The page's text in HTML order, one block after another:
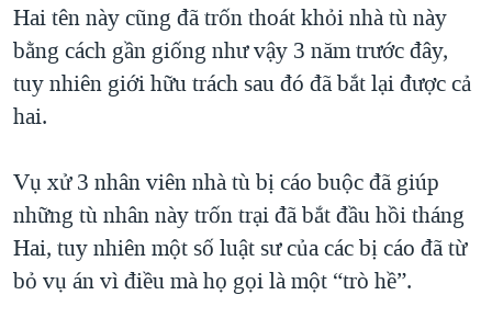
CÁC GIÁ TRỊ CỘNG HÒA Ở VIỆT NAM
THƯỢNG ĐỈNH TRUMP-KIM TẠI VIỆT NAM
TRỊNH VĨNH BÌNH VS. CHÍNH PHỦ VIỆT NAM
BÊN KIA QUỐC LỘ: TIẾNG VỌNG TỪ NÔNG THÔN MỸ
QUAN HỆ VIỆT MỸ
Hai tên này cũng đã trốn thoát khỏi nhà tù này
bằng cách gần giống như vậy 3 năm trước đây,
tuy nhiên giới hữu trách sau đó đã bắt lại được cả
hai.
Vụ xử 3 nhân viên nhà tù bị cáo buộc đã giúp
những tù nhân này trốn trại đã bắt đầu hồi tháng
Hai, tuy nhiên một số luật sư của các bị cáo đã từ
bỏ vụ án vì điều mà họ gọi là một “trò hề”.